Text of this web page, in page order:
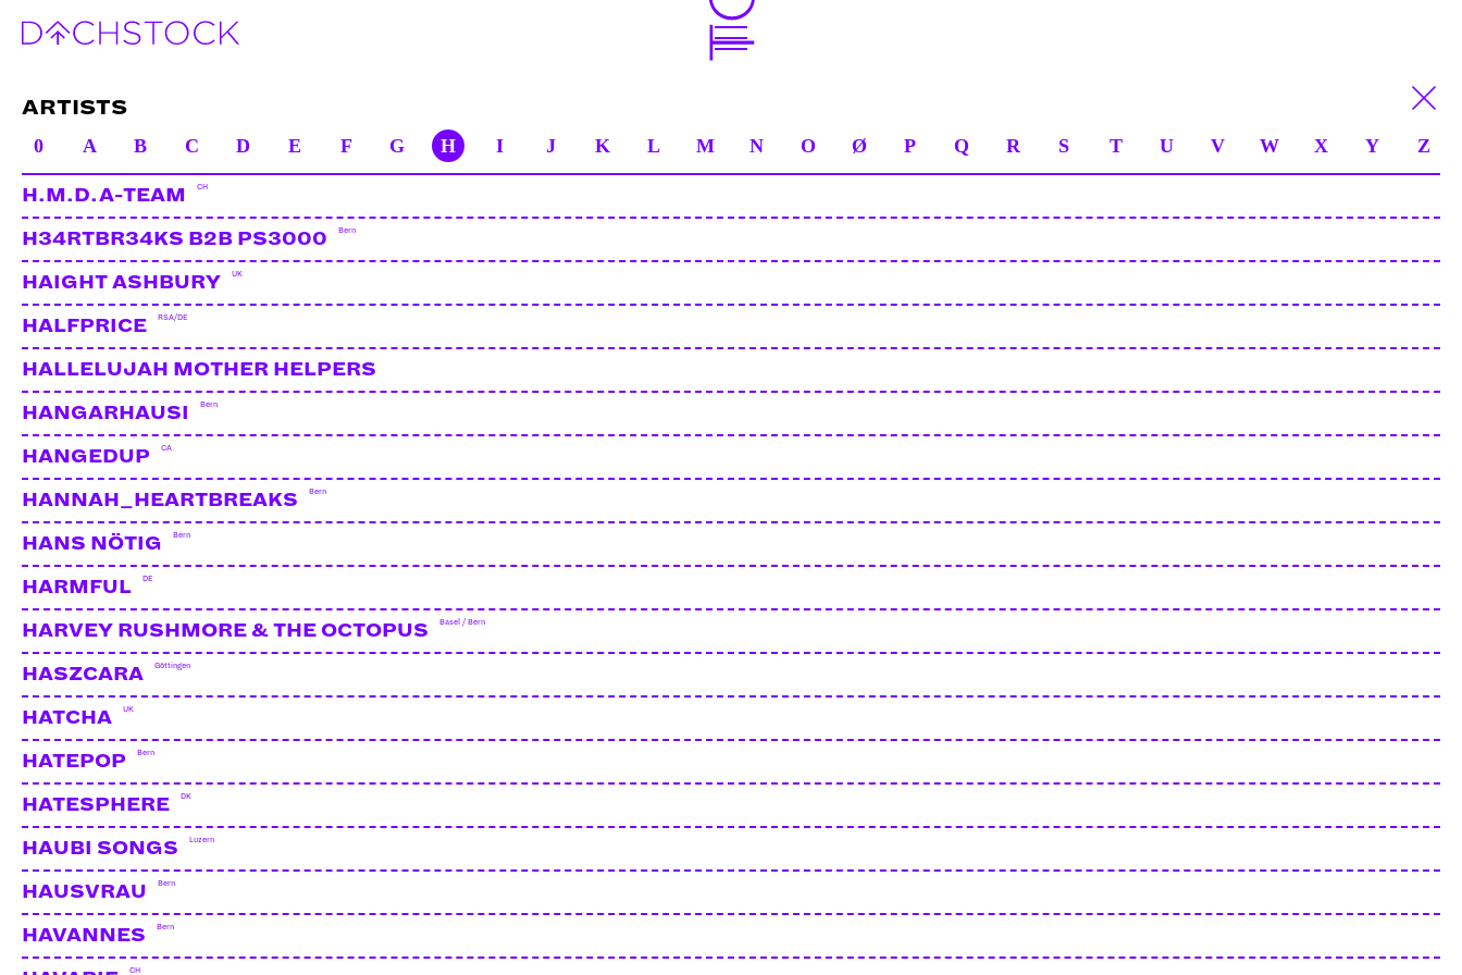
LA FÉE VERTE
ARTISTS
0
A B C D E F G H I J K L M N O Ø P Q R S T U V W X Y Z
H.M.D.A-TEAM CH
H34RTBR34KS B2B PS3000 Bern
HAIGHT ASHBURY UK
HALFPRICE RSA/DE
HALLELUJAH MOTHER HELPERS
HANGARHAUSI Bern
HANGEDUP CA
HANNAH_HEARTBREAKS Bern
HANS NÖTIG Bern
HARMFUL DE
HARVEY RUSHMORE & THE OCTOPUS Basel / Bern
HASZCARA Göttingen
HATCHA UK
HATEPOP Bern
HATESPHERE DK
HAUBI SONGS Luzern
HAUSVRAU Bern
HAVANNES Bern
CH